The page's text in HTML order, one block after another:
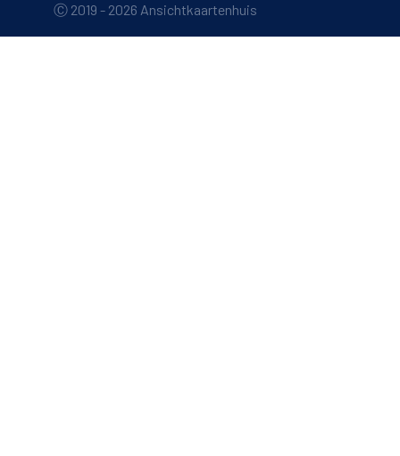
Ⓒ 2019 - 2026 Ansichtkaartenhuis